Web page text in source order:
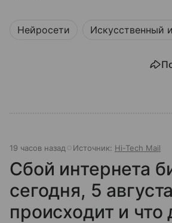
Нейросети Искусственный
19 часов назад Источник: Hi-Tech Mail
Сбой интернета
сегодня, 5
происходит и что